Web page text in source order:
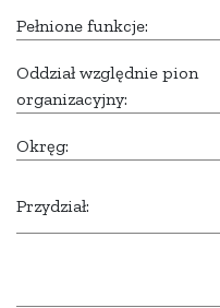
Pełnione funkcje:
Oddział względnie pion
organizacyjny:
Okręg:
Przydział: